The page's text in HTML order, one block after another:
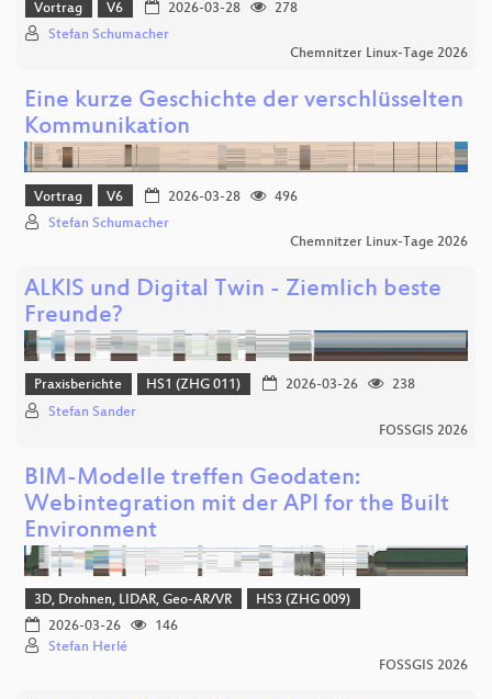
Vortrag V6 2026-03-28
278
Stefan Schumacher
Chemnitzer Linux-Tage 2026
Eine kurze Geschichte der verschlüsselten
Kommunikation
Vortrag V6 2026-03-28
496
Stefan Schumacher
Chemnitzer Linux-Tage 2026
ALKIS und Digital Twin - Ziemlich beste
Freunde?
Praxisberichte HS1 (ZHG 011) 2026-03-26
238
Stefan Sander
FOSSGIS 2026
BIM-Modelle treffen Geodaten:
Webintegration mit der API for the Built
Environment
3D, Drohnen, LIDAR, Geo-AR/VR
HS3 (ZHG 009)
2026-03-26
146
Stefan Herlé
FOSSGIS 2026